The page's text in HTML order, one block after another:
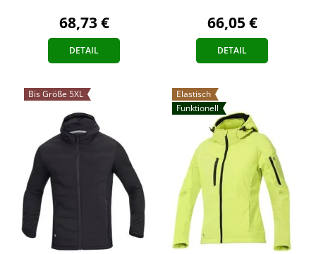
68,73 €
DETAIL
66,05 €
DETAIL
Bis Größe 5XL
Elastisch
Funktionell